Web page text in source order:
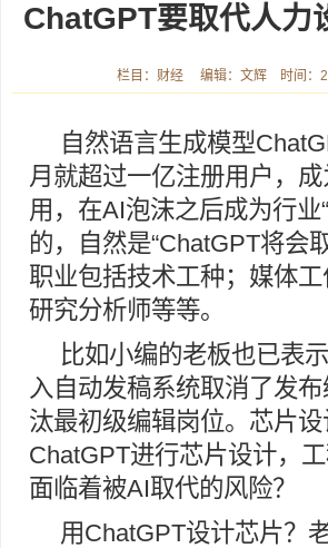
ChatGPT要取代人力
栏目：财经 编辑：文辉 时间：
自然语言生成模型
月就超过一亿注册用户，
用，在AI泡沫之后成为行
的，自然是“ChatGPT将会
职业包括技术工种；媒体
研究分析师等等。
比如小编的老板也已表
入自动发稿系统取消了发
汰最初级编辑岗位。芯片
ChatGPT进行芯片设计，
面临着被AI取代的风险？
用ChatGPT设计芯片？